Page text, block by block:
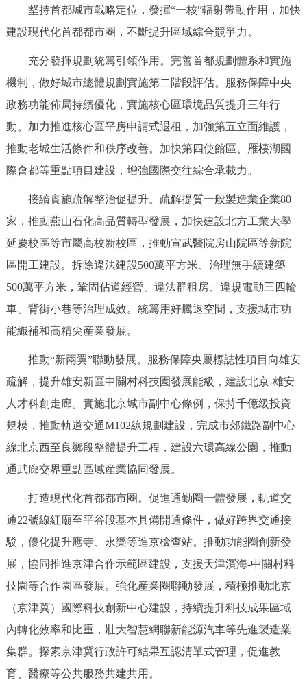
堅持首都城市戰略定位，發揮“一核”輻射帶動作用，加快
建設現代化首都都市圈，不斷提升區域綜合競爭力。
充分發揮規劃統籌引領作用。完善首都規劃體系和實施
機制，做好城市總體規劃實施第二階段評估。服務保障中央
政務功能佈局持續優化，實施核心區環境品質提升三年行
動。加力推進核心區平房申請式退租，加強第五立面維護，
推動老城生活條件和秩序改善。加快第四使館區、雁棲湖國
際會都等重點項目建設，增強國際交往綜合承載力。
接續實施疏解整治促提升。疏解提質一般製造業企業80
家，推動燕山石化高品質轉型發展，加快建設北方工業大學
延慶校區等市屬高校新校區，推動宣武醫院房山院區等新院
區開工建設。拆除違法建設500萬平方米、治理無手續建築
500萬平方米，鞏固佔道經營、違法群租房、違規電動三四輪
車、背街小巷等治理成效。統籌用好騰退空間，支援城市功
能織補和高精尖産業發展。
推動“新兩翼”聯動發展。服務保障央屬標誌性項目向雄安
疏解，提升雄安新區中關村科技園發展能級，建設北京-雄安
人才科創走廊。實施北京城市副中心條例，保持千億級投資
規模，推動軌道交通M102線規劃建設，完成市郊鐵路副中心
線北京西至良鄉段整體提升工程，建設六環高線公園，推動
通武廊交界重點區域産業協同發展。
打造現代化首都都市圈。促進通勤圈一體發展，軌道交
通22號線紅廟至平谷段基本具備開通條件，做好跨界交通接
駁，優化提升應寺、永樂等進京檢查站。推動功能圈創新發
展，協同推進京津合作示範區建設，支援天津濱海-中關村科
技園等合作園區發展。強化産業圈聯動發展，積極推動北京
（京津冀）國際科技創新中心建設，持續提升科技成果區域
內轉化效率和比重，壯大智慧網聯新能源汽車等先進製造業
集群。探索京津冀行政許可結果互認清單式管理，促進教
育、醫療等公共服務共建共用。